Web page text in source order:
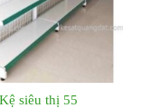
Kệ siêu thị 55